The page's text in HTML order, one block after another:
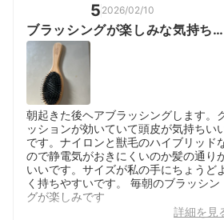
5 2026/02/10
ブラッシングが楽しみな気持ちい
いヘアブラシ
朝起きた後ヘアブラッシングします。
ッションが効いていて頭皮が気持ちい
です。ナイロンと獣毛のハイブリッド
ので静電気がおきにくいのか髪の通り
いいです。サイズが私の手にちょうど
く持ちやすいです。 毎朝のブラッシン
グが楽しみです
詳細を見